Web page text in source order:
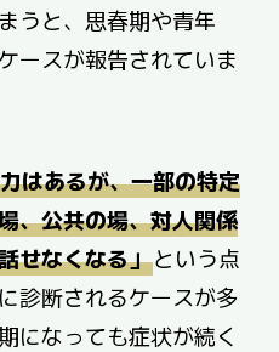
うと、思春期や青年
ースが報告されていま
はあるが、一部の特定
、公共の場、対人関係
せなくなる」という点
診断されるケースが多
になっても症状が続く